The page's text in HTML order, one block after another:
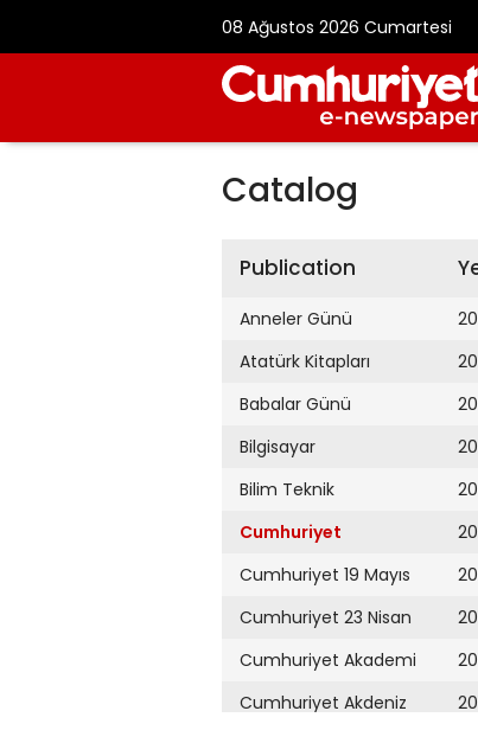
08 Ağustos 2026 Cumartesi
Catalog
Publication
Anneler Günü
Atatürk Kitapları
Babalar Günü
Bilgisayar
Bilim Teknik
Cumhuriyet
Cumhuriyet 19 Mayıs
Cumhuriyet 23 Nisan
Cumhuriyet Akademi
Cumhuriyet Akdeniz